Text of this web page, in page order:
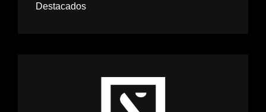
Destacados